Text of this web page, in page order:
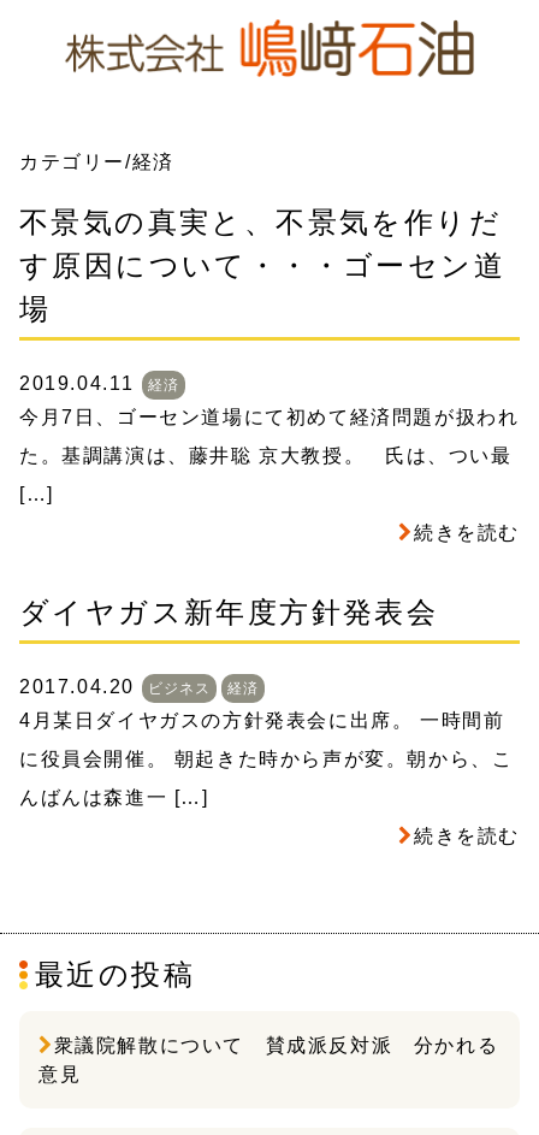
カテゴリー/経済
不景気の真実と、不景気を作りだ
す原因について・・・ゴーセン道
場
2019.04.11 経済
今月7日、ゴーセン道場にて初めて経済問題が扱われ
た。基調講演は、藤井聡 京大教授。 氏は、つい最
[…]
続きを読む
ダイヤガス新年度方針発表会
2017.04.20 ビジネス 経済
4月某日ダイヤガスの方針発表会に出席。 一時間前
に役員会開催。 朝起きた時から声が変。朝から、こ
んばんは森進一 […]
続きを読む
最近の投稿
衆議院解散について 賛成派反対派 分かれる
意見